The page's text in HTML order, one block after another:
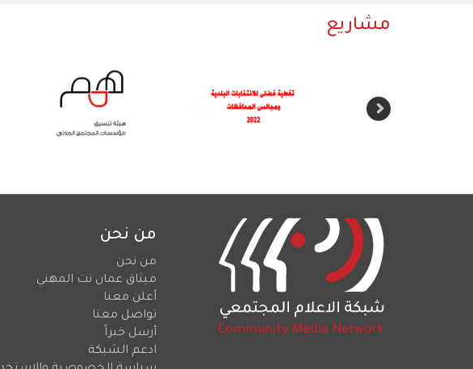
مشاريع
من نحن
من نحن
ميثاق عمان نت المهني
أعلن معنا
تواصل معنا
أرسل خبراً
ادعم الشبكة